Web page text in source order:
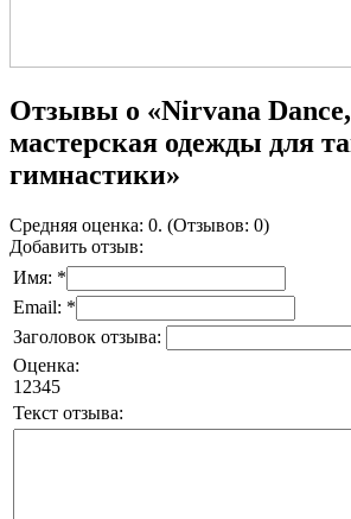
Отзывы о «Nirvana
мастерская одежды для
гимнастики»
Средняя оценка: 0. (Отзывов: 0)
Добавить отзыв:
Имя: *
Email: *
Заголовок отзыва:
Оценка:
1 2345
Текст отзыва: